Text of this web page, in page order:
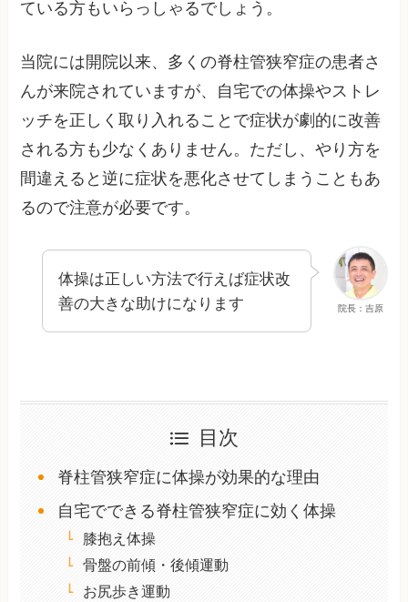
ている方もいらっしゃるでしょう。
当院には開院以来、多くの脊柱管狭窄症の患者さ
んが来院されていますが、自宅での体操やストレ
ッチを正しく取り入れることで症状が劇的に改善
される方も少なくありません。ただし、やり方を
間違えると逆に症状を悪化させてしまうこともあ
るので注意が必要です。
院長：吉原
体操は正しい方法で行えば症状改
善の大きな助けになります
目次
脊柱管狭窄症に体操が効果的な理由
自宅でできる脊柱管狭窄症に効く体操
膝抱え体操
骨盤の前傾・後傾運動
お尻歩き運動